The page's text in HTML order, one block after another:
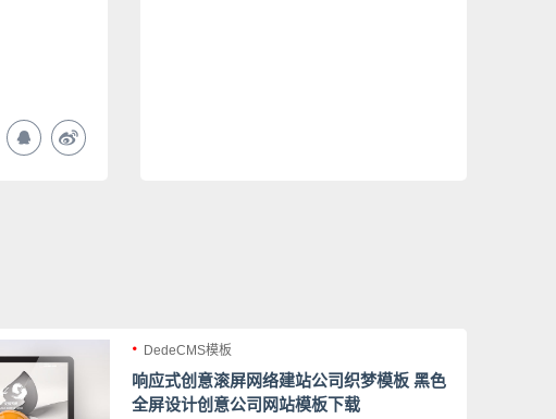
DedeCMS模板
响应式创意滚屏网络建站公司织梦模板 黑色
全屏设计创意公司网站模板下载